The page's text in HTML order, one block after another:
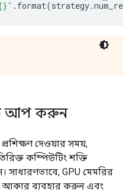
. format(strategy.
আপ করুন
দেওয়ার সময়,
কম্পিউটিং শক্তি
সাধারণভাবে, GPU মেমরির
আকার ব্যবহার করুন এবং